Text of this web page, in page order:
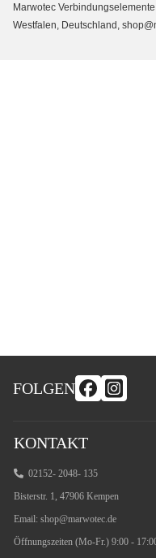
Marwotec
Westfalen, Deutschland,
FOLGEN
KONTAKT
02152- 2048- 135
Bisterstr. 1, 47906 Kempen
Email: shop@marwotec.de
Öffnungszeiten (Mo-Fr.) 9:00 -